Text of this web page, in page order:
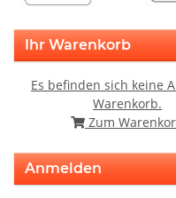
Ihr Warenkorb
Es befinden sich keine
Warenkorb.
Zum
Anmelden